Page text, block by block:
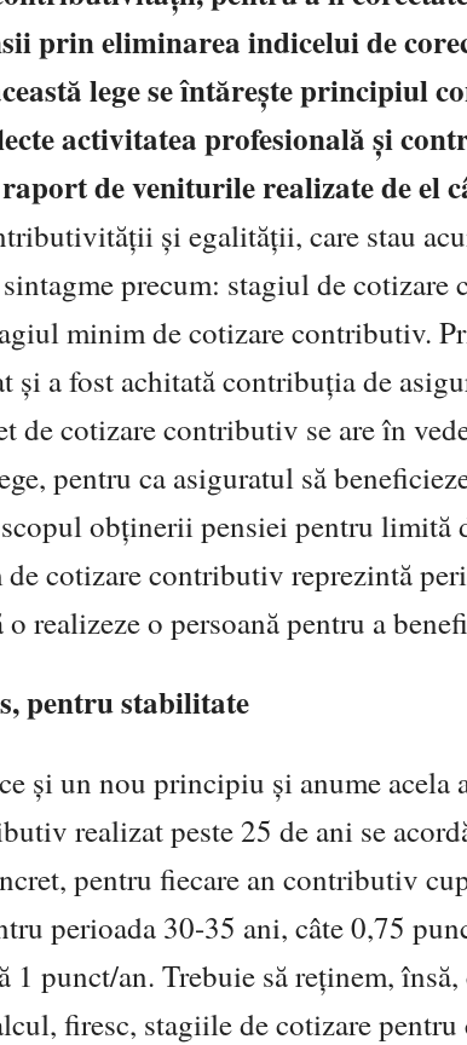
prin eliminarea indicelui de
lege se întărește principiul
activitatea profesională și
de veniturile realizate de el
și egalității, care stau
precum: stagiul de
minim de cotizare contributiv.
și a fost achitată contribuția de
de cotizare contributiv se are în
pentru ca asiguratul să
obținerii pensiei pentru limită
cotizare contributiv reprezintă
o realizeze o persoană pentru a
pentru stabilitate
și un nou principiu și anume
realizat peste 25 de ani se
pentru fiecare an contributiv
perioada 30-35 ani, câte 0,75
1 punct/an. Trebuie să reținem,
firesc, stagiile de cotizare